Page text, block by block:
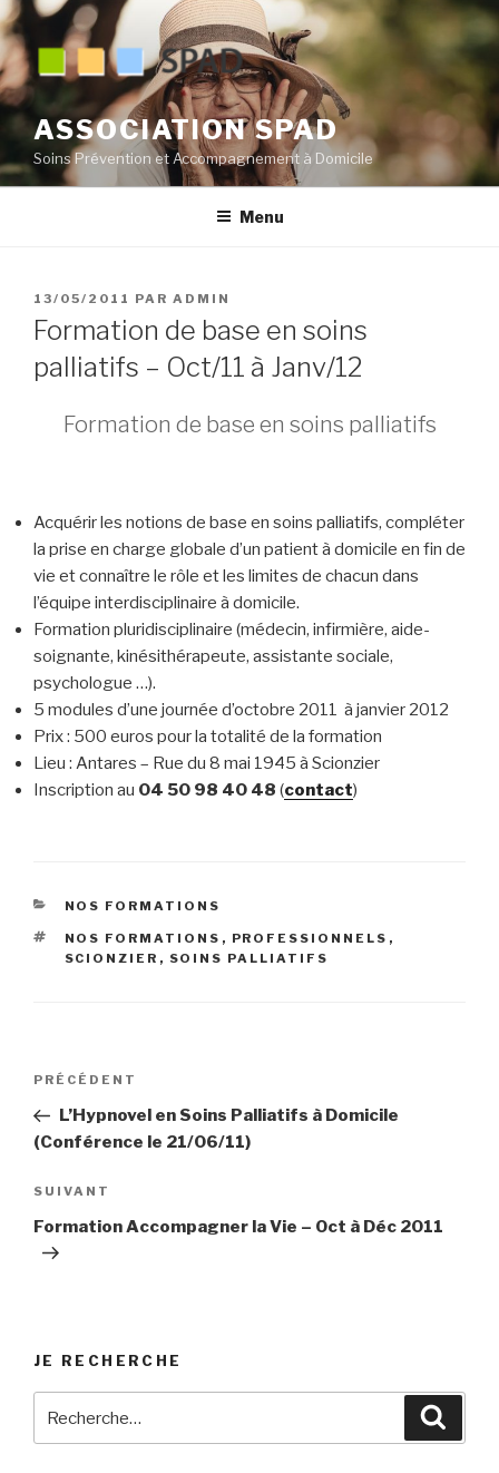
Aller
au
contenu
principal
ASSOCIATION SPAD
Soins Prévention et Accompagnement à Domicile
Menu
PUBLIÉ
LE
13/05/2011 PAR ADMIN
Formation de base en soins
palliatifs – Oct/11 à Janv/12
Formation de base en soins palliatifs
Acquérir les notions de base en soins palliatifs, compléter
la prise en charge globale d’un patient à domicile en fin de
vie et connaître le rôle et les limites de chacun dans
l’équipe interdisciplinaire à domicile.
Formation pluridisciplinaire (médecin, infirmière, aide-
soignante, kinésithérapeute, assistante sociale,
psychologue …).
5 modules d’une journée d’octobre 2011 à janvier 2012
Prix : 500 euros pour la totalité de la formation
Lieu : Antares – Rue du 8 mai 1945 à Scionzier
Inscription au 04 50 98 40 48 (contact)
CATÉGORIES
NOS FORMATIONS
ÉTIQUETTES
NOS FORMATIONS , PROFESSIONNELS ,
SCIONZIER , SOINS PALLIATIFS
Navigation
l’article
Article
précédent
PRÉCÉDENT
L’Hypnovel en Soins Palliatifs à Domicile
(Conférence le 21/06/11)
Article
suivant
SUIVANT
Formation Accompagner la Vie – Oct à Déc 2011
JE RECHERCHE
pour